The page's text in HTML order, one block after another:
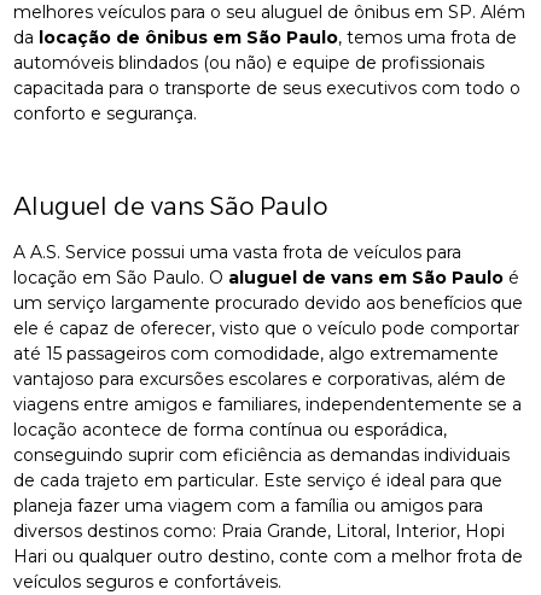
melhores veículos para o seu aluguel de ônibus em SP. Além
da locação de ônibus em São Paulo, temos uma frota de
automóveis blindados (ou não) e equipe de profissionais
capacitada para o transporte de seus executivos com todo o
conforto e segurança.
Aluguel de vans São Paulo
A A.S. Service possui uma vasta frota de veículos para
locação em São Paulo. O aluguel de vans em São Paulo é
um serviço largamente procurado devido aos benefícios que
ele é capaz de oferecer, visto que o veículo pode comportar
até 15 passageiros com comodidade, algo extremamente
vantajoso para excursões escolares e corporativas, além de
viagens entre amigos e familiares, independentemente se a
locação acontece de forma contínua ou esporádica,
conseguindo suprir com eficiência as demandas individuais
de cada trajeto em particular. Este serviço é ideal para que
planeja fazer uma viagem com a família ou amigos para
diversos destinos como: Praia Grande, Litoral, Interior, Hopi
Hari ou qualquer outro destino, conte com a melhor frota de
veículos seguros e confortáveis.